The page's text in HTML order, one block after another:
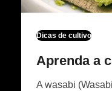
Dicas de cultivo
Aprenda a
A wasabi